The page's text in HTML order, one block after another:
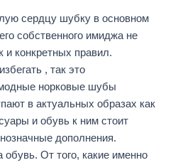
сердцу шубку в основном
собственного имиджа не
и конкретных правил.
, так это
норковые шубы
в актуальных образах как
и обувь к ним стоит
дополнения.
обувь. От того, какие именно